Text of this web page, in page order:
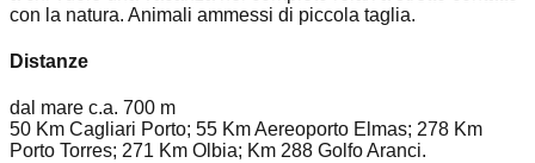
con la natura. Animali ammessi di piccola taglia.
Distanze
dal mare c.a. 700 m
50 Km Cagliari Porto; 55 Km Aereoporto Elmas; 278 Km
Porto Torres; 271 Km Olbia; Km 288 Golfo Aranci.